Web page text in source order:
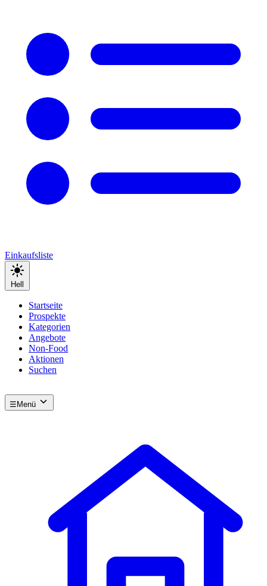
Einkaufsliste
Hell
Startseite
Prospekte
Kategorien
Angebote
Non-Food
Aktionen
Suchen
☰ Menü